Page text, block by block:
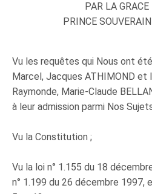
PAR LA GRACE
PRINCE
Vu les requêtes qui Nous ont
Marcel, Jacques ATHIMOND et
Raymonde, Marie-Claude
à leur admission parmi Nos
Vu la Constitution ;
Vu la loi n° 1.155 du 18
n° 1.199 du 26 décembre